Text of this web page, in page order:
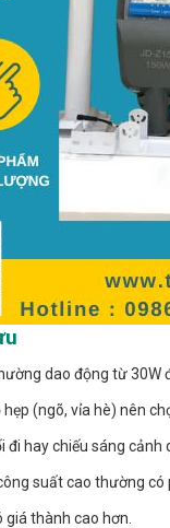
dao động từ 30W
hẹp (ngõ, vỉa hè) nên
đi hay chiếu sáng cảnh
suất cao thường có
thành cao hơn.